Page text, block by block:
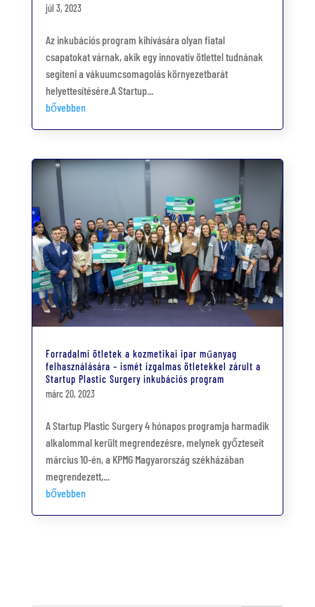
júl 3, 2023
Az inkubációs program kihívására olyan fiatal
csapatokat várnak, akik egy innovatív ötlettel tudnának
segíteni a vákuumcsomagolás környezetbarát
helyettesítésére.A Startup...
bővebben
Forradalmi ötletek a kozmetikai ipar műanyag
felhasználására – ismét izgalmas ötletekkel zárult a
Startup Plastic Surgery inkubációs program
márc 20, 2023
A Startup Plastic Surgery 4 hónapos programja harmadik
alkalommal került megrendezésre, melynek győzteseit
március 10-én, a KPMG Magyarország székházában
megrendezett,...
bővebben